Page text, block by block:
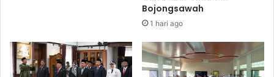
Bojongsawah
1 hari ago